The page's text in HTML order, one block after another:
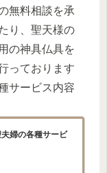
無料相談を承
り、聖天様の
の神具仏具を
っております
サービス内容
婦の各種サービ